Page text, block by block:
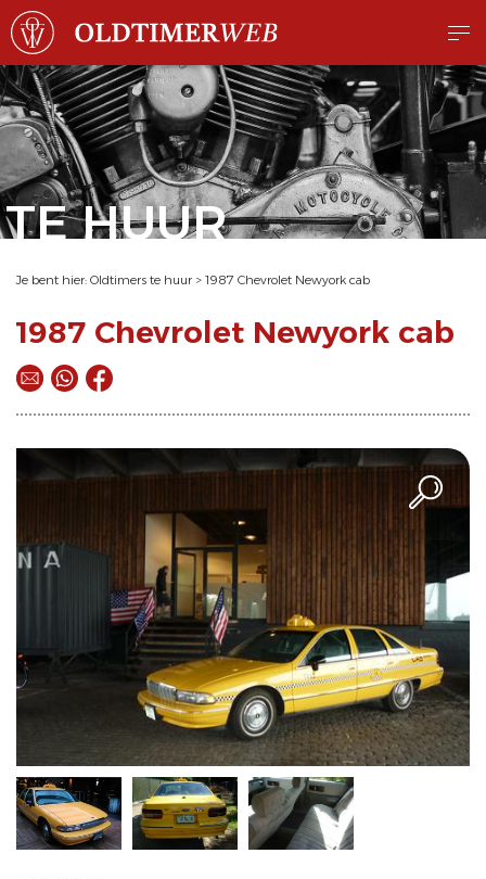
TE HUUR
Je bent hier: Oldtimers te huur > 1987 Chevrolet Newyork cab
1987 Chevrolet Newyork cab